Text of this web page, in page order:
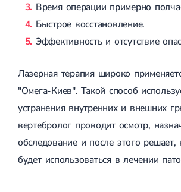
Время операции примерно
Быстрое восстановление.
Эффективность и отсутствие
Лазерная терапия широко
"Омега-Киев". Такой способ
устранения внутренних и внешних
вертебролог проводит осмотр,
обследование и после этого решает,
будет использоваться в лечении